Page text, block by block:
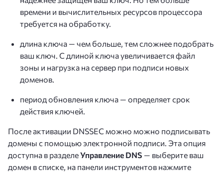
времени и вычислительных ресурсов процессора
требуется на обработку.
длина ключа — чем больше, тем сложнее подобрать
ваш ключ. С длиной ключа увеличивается файл
зоны и нагрузка на сервер при подписи новых
доменов.
период обновления ключа — определяет срок
действия ключей.
После активации DNSSEC можно можно подписывать
домены с помощью электронной подписи. Эта опция
доступна в разделеУправление DNS — выберите ваш
домен в списке, на панели инструментов нажмите